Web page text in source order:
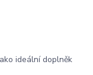
ideální doplněk